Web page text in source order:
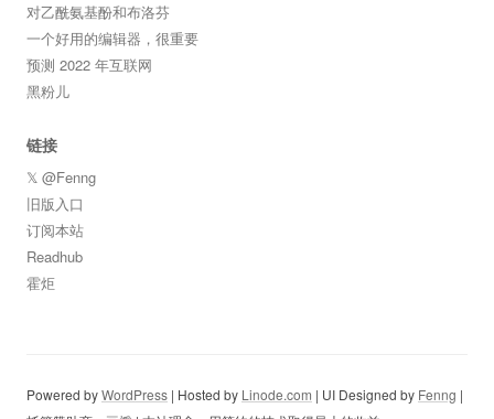
对乙酰氨基酚和布洛芬
一个好用的编辑器，很重要
预测 2022 年互联网
黑粉儿
链接
𝕏 @Fenng
旧版入口
订阅本站
Readhub
霍炬
Powered byWordPress | Hosted by Linode.com | UI Designed by Fenng |